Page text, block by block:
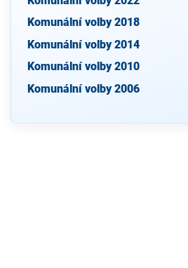
Komunální volby 2018
Komunální volby 2014
Komunální volby 2010
Komunální volby 2006